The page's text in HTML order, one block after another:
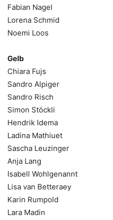
Fabian Nagel
Lorena Schmid
Noemi Loos
Gelb
Chiara Fujs
Sandro Alpiger
Sandro Risch
Simon Stöckli
Hendrik Idema
Ladina Mathiuet
Sascha Leuzinger
Anja Lang
Isabell Wohlgenannt
Lisa van Betteraey
Karin Rumpold
Lara Madin